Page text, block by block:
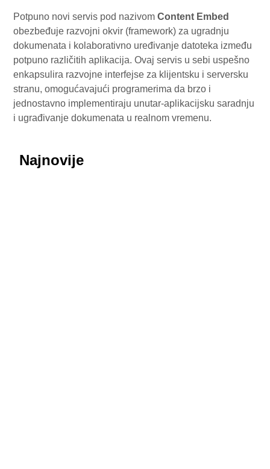
Potpuno novi servis pod nazivomContent Embed
obezbeđuje razvojni okvir (framework) za ugradnju
dokumenata i kolaborativno uređivanje datoteka između
potpuno različitih aplikacija. Ovaj servis u sebi uspešno
enkapsulira razvojne interfejse za klijentsku i serversku
stranu, omogućavajući programerima da brzo i
jednostavno implementiraju unutar-aplikacijsku saradnju
i ugrađivanje dokumenata u realnom vremenu.
Najnovije